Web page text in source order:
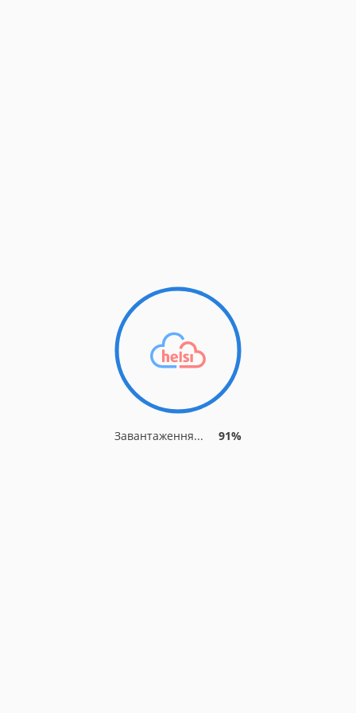
Завантаження... 91%